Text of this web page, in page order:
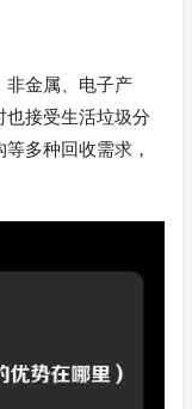
非金属、电子产
也接受生活垃圾分
多种回收需求，